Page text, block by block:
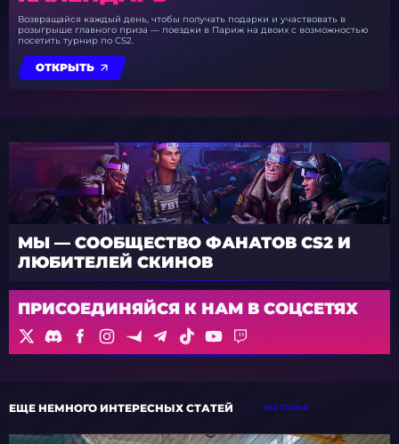
Возвращайся каждый день, чтобы получать подарки и участвовать в
розыгрыше главного приза — поездки в Париж на двоих с возможностью
посетить турнир по CS2.
ОТКРЫТЬ
МЫ — СООБЩЕСТВО ФАНАТОВ CS2 И
ЛЮБИТЕЛЕЙ СКИНОВ
ПРИСОЕДИНЯЙСЯ К НАМ В СОЦСЕТЯХ
ЕЩЕ НЕМНОГО ИНТЕРЕСНЫХ СТАТЕЙ ВСЕ СТАТЬИ